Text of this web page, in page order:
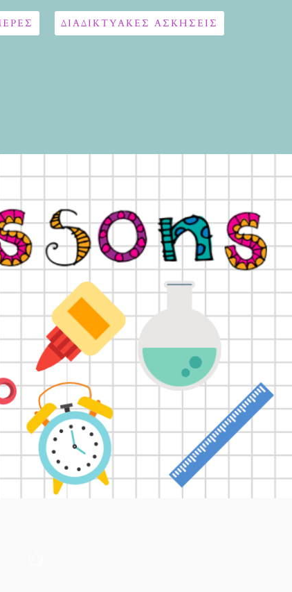
ΔΙΑΔΙΚΤΥΑΚΈΣ ΑΣΚΉΣΕΙΣ